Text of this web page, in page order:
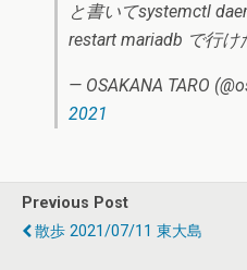
と書いてsystemctl
restart mariadb で行け
— OSAKANA TARO
2021
Previous Post
散歩 2021/07/11 東大島